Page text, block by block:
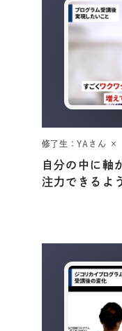
修了生：YAさん ×
自分の中に軸
注力できるよ